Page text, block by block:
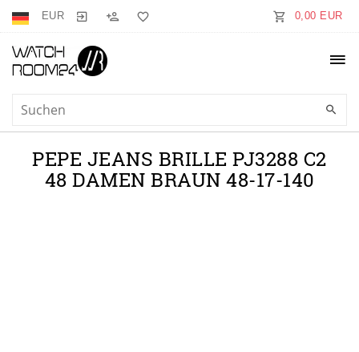
EUR 0,00 EUR
PEPE JEANS BRILLE PJ3288 C2
48 DAMEN BRAUN 48-17-140